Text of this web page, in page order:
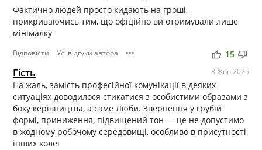
Фактично людей просто кидають на гроші,
прикриваючись тим, що офіційно ви отримували лише
мінімалку
Відповісти Усі відгуки автора ••• thumb_up thumb_down
15
Гість 8 Жов 2025
На жаль, замість професійної комунікації в деяких
ситуаціях доводилося стикатися з особистими образами з
боку керівництва, а саме Люби. Звернення у грубій
формі, приниження, підвищений тон — це не допустимо
в жодному робочому середовищі, особливо в присутності
інших колег